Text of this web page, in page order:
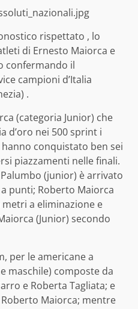
rispettato , lo
di Ernesto Maiorca e
confermando il
campioni d’Italia
.
(categoria Junior) che
d’oro nei 500 sprint i
conquistato ben sei
piazzamenti nelle finali.
(junior) è arrivato
punti; Roberto Maiorca
a eliminazione e
(Junior) secondo
per le americane a
maschile) composte da
e Roberta Tagliata; e
Maiorca; mentre